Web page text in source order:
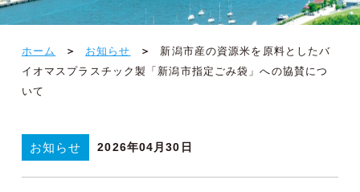
ホーム お知らせ
新潟市産の資源米を原料としたバ
イオマスプラスチック製「新潟市指定ごみ袋」への協賛につ
いて
お知らせ 2026年04月30日